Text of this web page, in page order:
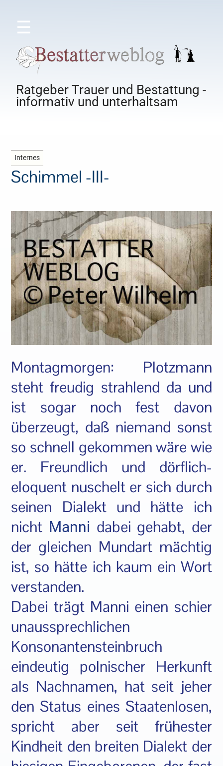
☰
Ratgeber Trauer und Bestattung -
informativ und unterhaltsam
Internes
Schimmel -III-
Montagmorgen: Plotzmann
steht freudig strahlend da und
ist sogar noch fest davon
überzeugt, daß niemand sonst
so schnell gekommen wäre wie
er. Freundlich und dörflich-
eloquent nuschelt er sich durch
seinen Dialekt und hätte ich
nicht Manni dabei gehabt, der
der gleichen Mundart mächtig
ist, so hätte ich kaum ein Wort
verstanden.
Dabei trägt Manni einen schier
unaussprechlichen
Konsonantensteinbruch
eindeutig polnischer Herkunft
als Nachnamen, hat seit jeher
den Status eines Staatenlosen,
spricht aber seit frühester
Kindheit den breiten Dialekt der